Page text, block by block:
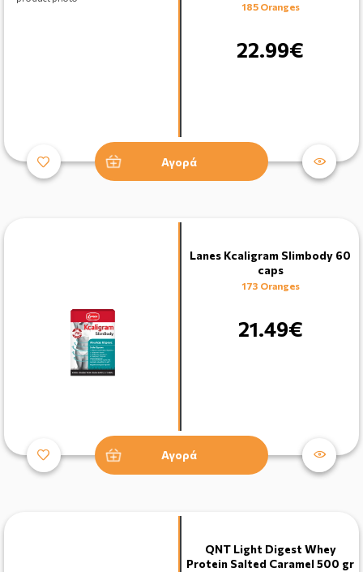
185 Oranges
22.99€
Αγορά
Lanes Kcaligram Slimbody 60
caps
173 Oranges
21.49€
Αγορά
QNT Light Digest Whey
Protein Salted Caramel 500 gr